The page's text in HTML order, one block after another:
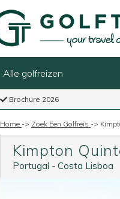
Alle golfreizen
Brochure 2026
Home -> Zoek Een Golfreis ->
Kimpton
Portugal - Costa Lisboa